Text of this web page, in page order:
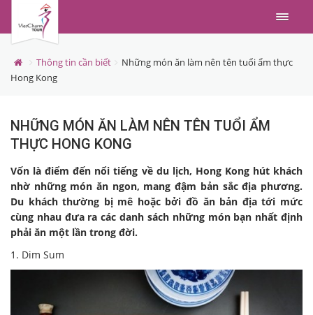
Menu
Thông tin cần biết
Những món ăn làm nên tên tuổi ẩm thực
Hong Kong
NHỮNG MÓN ĂN LÀM NÊN TÊN TUỔI ẨM
THỰC HONG KONG
Vốn là điểm đến nổi tiếng về du lịch, Hong Kong hút khách
nhờ những món ăn ngon, mang đậm bản sắc địa phương.
Du khách thường bị mê hoặc bởi đồ ăn bản địa tới mức
cùng nhau đưa ra các danh sách những món bạn nhất định
phải ăn một lần trong đời.
1. Dim Sum